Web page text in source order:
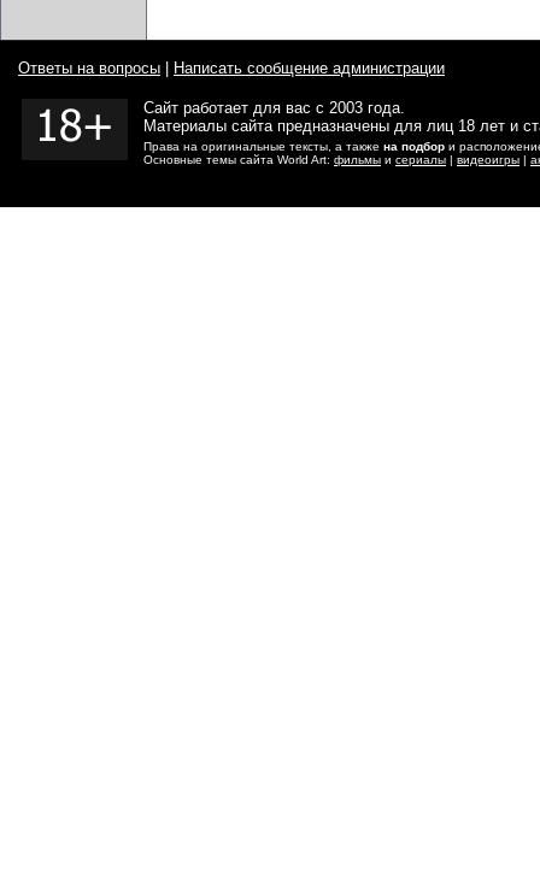
Ответы на вопросы Написать сообщение администрации
Сайт работает для вас с 2003 года.
Материалы сайта предназначены для лиц 18 лет и
Права на оригинальные тексты, а также на подбор и
Основные темы сайта World Art: фильмы и сериалы | видеоигры |